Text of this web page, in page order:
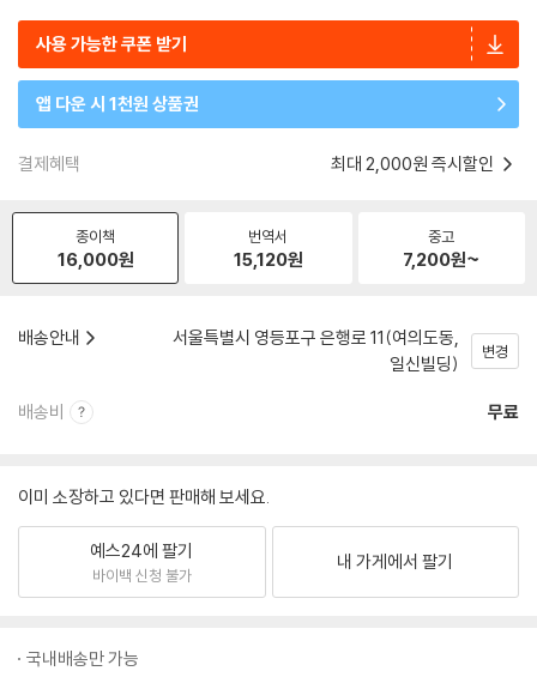
사용 가능한 쿠폰 받기
앱 다운 시 1천원 상품권
결제혜택 최대 2,000원 즉시할인
종이책
16,000원
번역서
15,120원
중고
7,200원~
배송안내
서울특별시 영등포구 은행로 11(여의도동,
일신빌딩)
변경
배송비 무료
이미 소장하고 있다면 판매해 보세요.
예스24에 팔기
바이백 신청 불가
내 가게에서 팔기
국내배송만 가능